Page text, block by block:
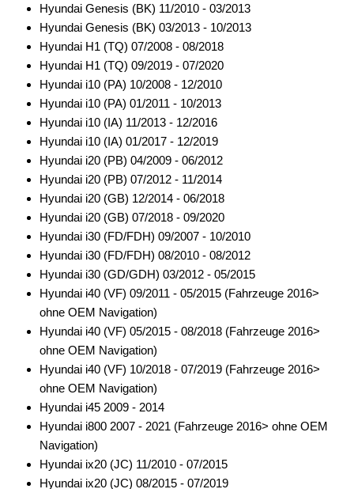
für Dacia
für Daewoo
für DAF
für Dodge
für Fiat
für Ford
für General Motors
für Honda
für Hummer
für Hyundai
Alpine
Blaupunkt
Clarion
Digital Dynamics
Hyundai Genesis (BK) 11/2010 - 03/2013
Hyundai Genesis (BK) 03/2013 - 10/2013
Hyundai H1 (TQ) 07/2008 - 08/2018
Hyundai H1 (TQ) 09/2019 - 07/2020
Hyundai i10 (PA) 10/2008 - 12/2010
Hyundai i10 (PA) 01/2011 - 10/2013
Hyundai i10 (IA) 11/2013 - 12/2016
Hyundai i10 (IA) 01/2017 - 12/2019
Hyundai i20 (PB) 04/2009 - 06/2012
Hyundai i20 (PB) 07/2012 - 11/2014
Hyundai i20 (GB) 12/2014 - 06/2018
Hyundai i20 (GB) 07/2018 - 09/2020
Hyundai i30 (FD/FDH) 09/2007 - 10/2010
Hyundai i30 (FD/FDH) 08/2010 - 08/2012
Hyundai i30 (GD/GDH) 03/2012 - 05/2015
Hyundai i40 (VF) 09/2011 - 05/2015 (Fahrzeuge 2016>
ohne OEM Navigation)
Hyundai i40 (VF) 05/2015 - 08/2018 (Fahrzeuge 2016>
ohne OEM Navigation)
Hyundai i40 (VF) 10/2018 - 07/2019 (Fahrzeuge 2016>
ohne OEM Navigation)
Hyundai i45 2009 - 2014
Hyundai i800 2007 - 2021 (Fahrzeuge 2016> ohne OEM
Navigation)
Hyundai ix20 (JC) 11/2010 - 07/2015
Hyundai ix20 (JC) 08/2015 - 07/2019